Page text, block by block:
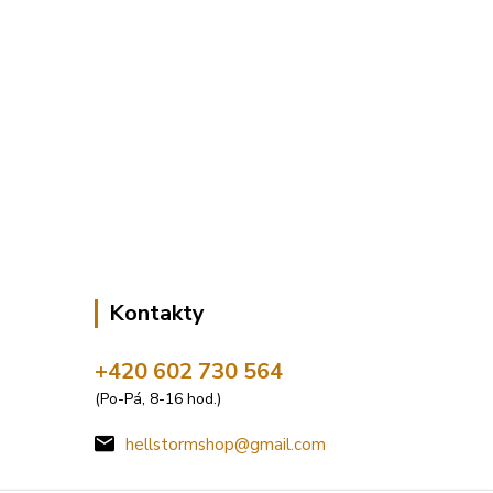
Kontakty
+420 602 730 564
(Po-Pá, 8-16 hod.)
hellstormshop@gmail.com